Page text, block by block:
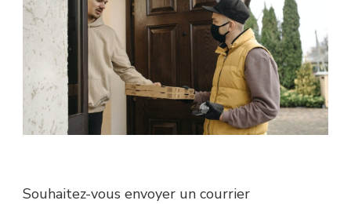
Souhaitez-vous envoyer un courrier